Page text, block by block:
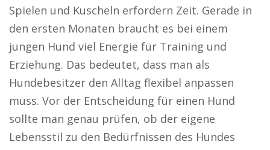
Spielen und Kuscheln erfordern Zeit. Gerade in
den ersten Monaten braucht es bei einem
jungen Hund viel Energie für Training und
Erziehung. Das bedeutet, dass man als
Hundebesitzer den Alltag flexibel anpassen
muss. Vor der Entscheidung für einen Hund
sollte man genau prüfen, ob der eigene
Lebensstil zu den Bedürfnissen des Hundes